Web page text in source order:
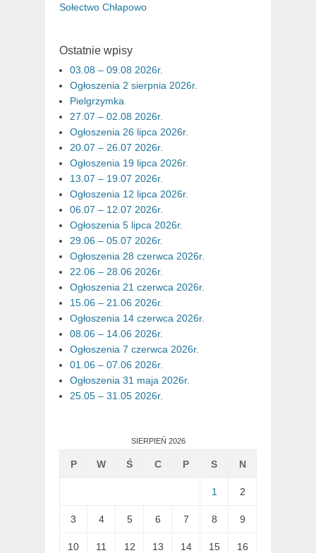
Sołectwo Chłapowo
Ostatnie wpisy
03.08 – 09.08 2026r.
Ogłoszenia 2 sierpnia 2026r.
Pielgrzymka
27.07 – 02.08 2026r.
Ogłoszenia 26 lipca 2026r.
20.07 – 26.07 2026r.
Ogłoszenia 19 lipca 2026r.
13.07 – 19.07 2026r.
Ogłoszenia 12 lipca 2026r.
06.07 – 12.07 2026r.
Ogłoszenia 5 lipca 2026r.
29.06 – 05.07 2026r.
Ogłoszenia 28 czerwca 2026r.
22.06 – 28.06 2026r.
Ogłoszenia 21 czerwca 2026r.
15.06 – 21.06 2026r.
Ogłoszenia 14 czerwca 2026r.
08.06 – 14.06 2026r.
Ogłoszenia 7 czerwca 2026r.
01.06 – 07.06 2026r.
Ogłoszenia 31 maja 2026r.
25.05 – 31.05 2026r.
SIERPIEŃ 2026
P W Ś C P S N
1 2
3 4 5 6 7 8 9
10 11 12 13 14 15 16